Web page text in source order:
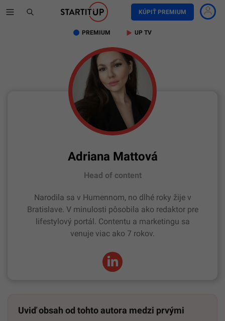
KÚPIŤ PREMIUM
PREMIUM UP TV
Adriana Mattová
Head of content
Narodila sa v Humennom, no dlhé roky žije v
Bratislave. V minulosti pôsobila ako redaktor pre
lifestylový portál. Contentu a marketingu sa
venuje viac ako 7 rokov.
Uviď obsah od tohto autora medzi prvými